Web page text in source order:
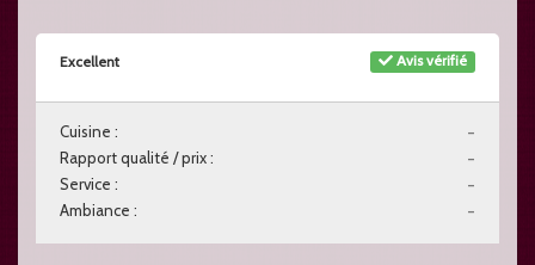
Avis vérifié
Excellent
-
Cuisine :
-
Rapport qualité / prix :
-
Service :
-
Ambiance :